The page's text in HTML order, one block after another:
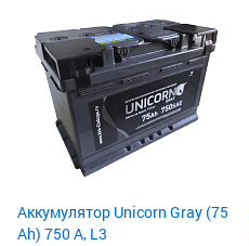
Аккумулятор Unicorn Gray (75
Ah) 750 А, L3